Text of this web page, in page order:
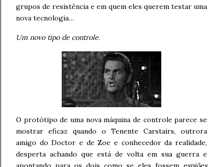
grupos de resistência e em quem eles querem testar uma
nova tecnologia…
Um novo tipo de controle.
O protótipo de uma nova máquina de controle parece se
mostrar eficaz quando o Tenente Carstairs, outrora
amigo do Doctor e de Zoe e conhecedor da realidade,
desperta achando que está de volta em sua guerra e